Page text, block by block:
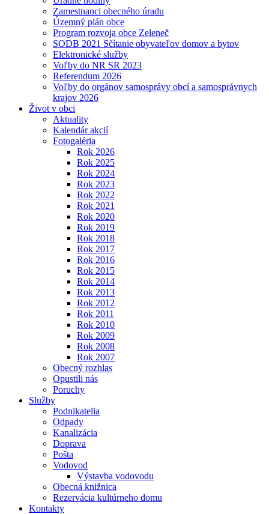
Zamestnanci obecného úradu
Územný plán obce
Program rozvoja obce Zeleneč
SODB 2021 Sčítanie obyvateľov domov a bytov
Elektronické služby
Voľby do NR SR 2023
Referendum 2026
Voľby do orgánov samosprávy obcí a samosprávnych
krajov 2026
Život v obci
Aktuality
Kalendár akcií
Fotogaléria
Rok 2026
Rok 2025
Rok 2024
Rok 2023
Rok 2022
Rok 2021
Rok 2020
Rok 2019
Rok 2018
Rok 2017
Rok 2016
Rok 2015
Rok 2014
Rok 2013
Rok 2012
Rok 2011
Rok 2010
Rok 2009
Rok 2008
Rok 2007
Obecný rozhlas
Opustili nás
Poruchy
Služby
Podnikatelia
Odpady
Kanalizácia
Doprava
Pošta
Vodovod
Výstavba vodovodu
Obecná knižnica
Rezervácia kultúrneho domu
Kontakty